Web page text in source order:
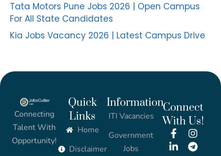
Tata Motors Pune Jobs 2026 | Open Campus
For All State Candidates
Kia Jobs Vacancy 2026 | Latest Campus Drive
Connecting
Talent With
Opportunity!
Quick
Links
Home
Disclaimer
Information
ITI Vacancies
Government
Jobs
Connect
With Us!